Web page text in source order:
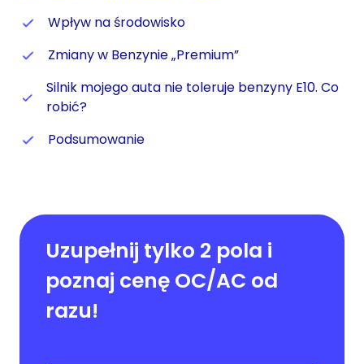
Wpływ na środowisko
Zmiany w Benzynie „Premium”
Silnik mojego auta nie toleruje benzyny E10. Co
robić?
Podsumowanie
Uzupełnij tylko 2 pola i
poznaj cenę OC/AC od
razu!